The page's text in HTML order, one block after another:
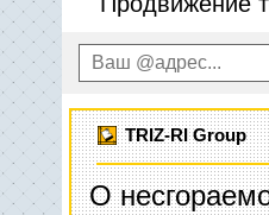
TRIZ-RI Group
О